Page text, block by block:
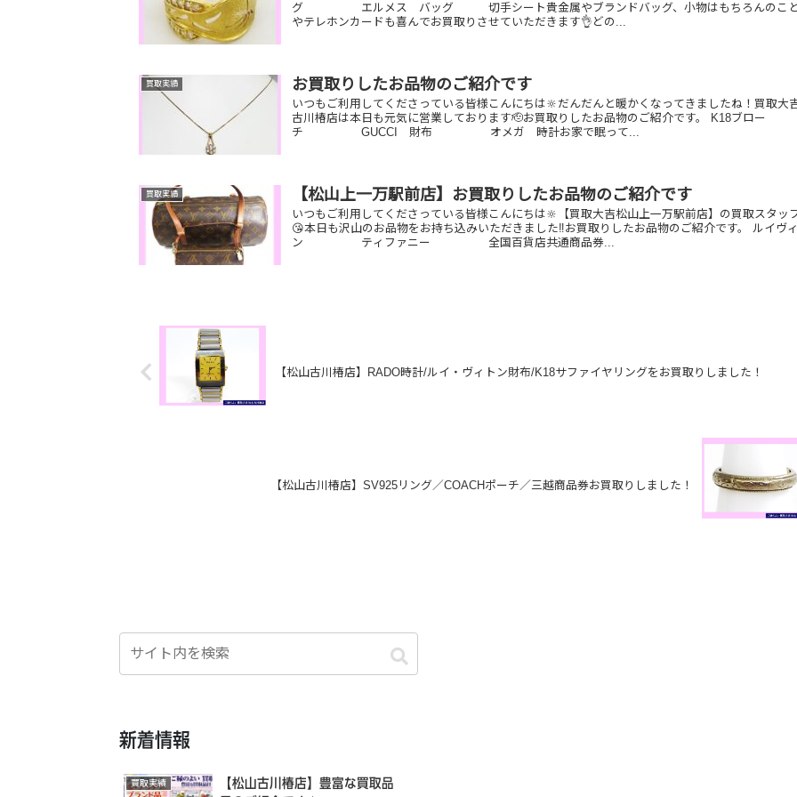
グ エルメス バッグ 切手シート貴金属やブランドバッグ、小物はもちろんのこ
やテレホンカードも喜んでお買取りさせていただきます👌どの...
買取実績 お買取りしたお品物のご紹介です
いつもご利用してくださっている皆様こんにちは🔆だんだんと暖かくなってきましたね！買取大
古川椿店は本日も元気に営業しております🫡お買取りしたお品物のご紹介です。 K18ブロー
チ GUCCI 財布 オメガ 時計お家で眠って...
買取実績 【松山上一万駅前店】お買取りしたお品物のご紹介です
いつもご利用してくださっている皆様こんにちは🔆【買取大吉松山上一万駅前店】の買取スタッ
😘本日も沢山のお品物をお持ち込みいただきました‼️お買取りしたお品物のご紹介です。 ルイヴ
ン ティファニー 全国百貨店共通商品券...
【松山古川椿店】RADO時計/ルイ・ヴィトン財布/K18サファイヤリングをお買取りしました！
【松山古川椿店】SV925リング／COACHポーチ／三越商品券お買取りしました！
新着情報
買取実績
【松山古川椿店】豊富な買取品